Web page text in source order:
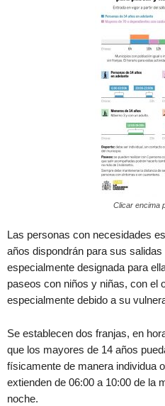
Clicar encima
Las personas con necesidades
años dispondrán para sus
especialmente designada para
paseos con niños y niñas, con el
especialmente debido a su
Se establecen dos franjas, en
que los mayores de 14 años
físicamente de manera individua
extienden de 06:00 a 10:00 de la
noche.